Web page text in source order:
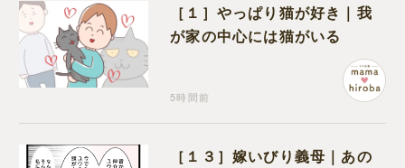
［１］やっぱり猫が好き｜我
が家の中心には猫がいる
5時間前
［１３］嫁いびり義母｜あの